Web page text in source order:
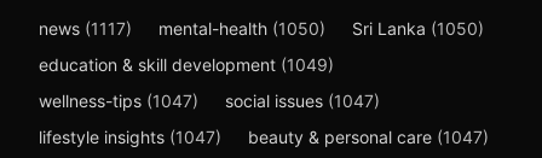
news (1117) mental-health (1050) Sri Lanka (1050)
education & skill development (1049)
wellness-tips (1047) social issues (1047)
lifestyle insights (1047) beauty & personal care (1047)